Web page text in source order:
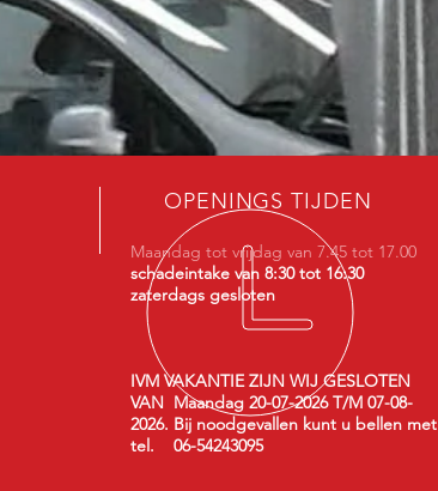
OPENINGS TIJDEN
Maandag tot vrijdag van 7.45 tot 17.00
schadeintake van 8:30 tot 16:30
zaterdags gesloten
IVM VAKANTIE ZIJN WIJ GESLOTEN
VAN Maandag 20-07-2026 T/M 07-08-
2026. Bij noodgevallen kunt u bellen met
tel. 06-54243095